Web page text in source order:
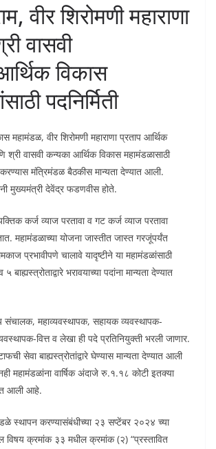
वीर शिरोमणी महाराणा
वासवी
विकास
पदनिर्मिती
महामंडळ, वीर शिरोमणी महाराणा प्रताप आर्थिक
वासवी कन्यका आर्थिक विकास महामंडळासाठी
करण्यास मंत्रिमंडळ बैठकीस मान्यता देण्यात आली.
मुख्यमंत्री देवेंद्र फडणवीस होते.
कर्ज व्याज परतावा व गट कर्ज व्याज परतावा
महामंडळाच्या योजना जास्तीत जास्त गरजूंपर्यंत
प्रभावीपणे चालावे यादृष्टीने या महामंडळांसाठी
बाह्यस्त्रोताद्वारे भरावयाच्या पदांना मान्यता देण्यात
संचालक, महाव्यवस्थापक, सहायक व्यवस्थापक-
वित्त व लेखा ही पदे प्रतिनियुक्ती भरली जाणार.
सेवा बाह्यस्त्रोतांद्वारे घेण्यास मान्यता देण्यात आली
महामंडळांना वार्षिक अंदाजे रु.१.१८ कोटी इतक्या
आली आहे.
स्थापन करण्यासंबंधीच्या २३ सप्टेंबर २०२४ च्या
विषय क्रमांक ३३ मधील क्रमांक (२) “प्रस्तावित